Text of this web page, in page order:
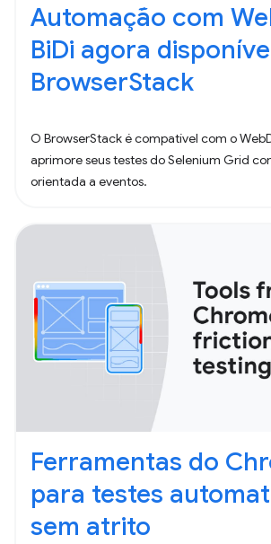
Automação com
BiDi agora
BrowserStack
O BrowserStack é compatível com o
aprimore seus testes do Selenium Grid
orientada a eventos.
Ferramentas do
para testes
sem atrito